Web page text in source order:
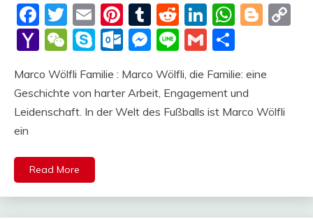
Facebook
Twitter
EmailPinterest
Tumblr
Reddit
LinkedIn
Yahoo
WeChat
SkypeOutlook.com
Messenger
LineGmail
Marco Wölfli Familie : Marco Wölfli, die Familie: eine
Geschichte von harter Arbeit, Engagement und
Leidenschaft. In der Welt des Fußballs ist Marco Wölfli
ein
Read More